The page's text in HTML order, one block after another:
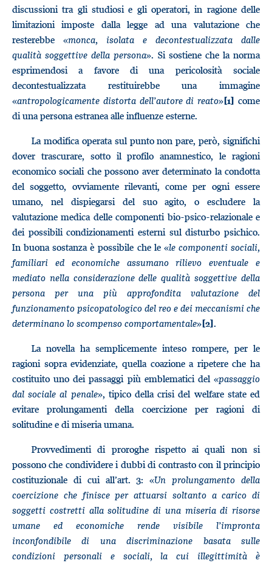
discussioni tra gli studiosi e gli operatori, in ragione delle
limitazioni imposte dalla legge ad una valutazione che
resterebbe «monca, isolata e decontestualizzata dalle
qualità soggettive della persona». Si sostiene che la norma
esprimendosi a favore di una pericolosità sociale
decontestualizzata restituirebbe una immagine
«antropologicamente distorta dell’autore di reato»[1] come
di una persona estranea alle influenze esterne.
La modifica operata sul punto non pare, però, significhi
dover trascurare, sotto il profilo anamnestico, le ragioni
economico sociali che possono aver determinato la condotta
del soggetto, ovviamente rilevanti, come per ogni essere
umano, nel dispiegarsi del suo agito, o escludere la
valutazione medica delle componenti bio-psico-relazionale e
dei possibili condizionamenti esterni sul disturbo psichico.
In buona sostanza è possibile che le «le componenti sociali,
familiari ed economiche assumano rilievo eventuale e
mediato nella considerazione delle qualità soggettive della
persona per una più approfondita valutazione del
funzionamento psicopatologico del reo e dei meccanismi che
determinano lo scompenso comportamentale»[2].
La novella ha semplicemente inteso rompere, per le
ragioni sopra evidenziate, quella coazione a ripetere che ha
costituito uno dei passaggi più emblematici del «passaggio
dal sociale al penale», tipico della crisi del welfare state ed
evitare prolungamenti della coercizione per ragioni di
solitudine e di miseria umana.
Provvedimenti di proroghe rispetto ai quali non si
possono che condividere i dubbi di contrasto con il principio
costituzionale di cui all’art. 3: «Un prolungamento della
coercizione che finisce per attuarsi soltanto a carico di
soggetti costretti alla solitudine di una miseria di risorse
umane ed economiche rende visibile l’impronta
inconfondibile di una discriminazione basata sulle
condizioni personali e sociali, la cui illegittimità è